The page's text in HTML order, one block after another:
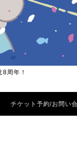
周年！
チケット予約/お問い